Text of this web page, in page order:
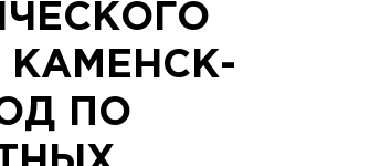
КАМЕНСК-
ПО